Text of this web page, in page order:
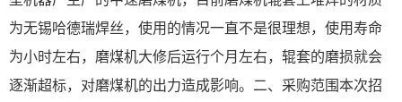
为无锡哈德瑞焊丝，使用的情况一直不是很理想，使用寿命
为小时左右，磨煤机大修后运行个月左右，辊套的磨损就会
逐渐超标，对磨煤机的出力造成影响。二、采购范围本次招